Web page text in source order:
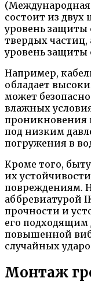
(Международная
состоит из
уровень
твердых частиц,
уровень защиты
Например,
обладает
может
влажных
проникновения
под низким
погружения в
Кроме того,
их
повреждениям.
аббревиатурой
прочности и
его подходящим
повышенной
случайных
Монтаж